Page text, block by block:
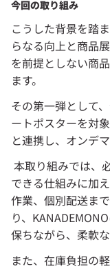
今回の取り組み
こうした背景を踏
らなる向上と商品
を前提としない商
ます。
その第一弾として
ートポスターを対
と連携し、オンデ
本取り組みでは、
できる仕組みに加
作業、個別配送ま
り、
保ちながら、柔軟
また、在庫負担の